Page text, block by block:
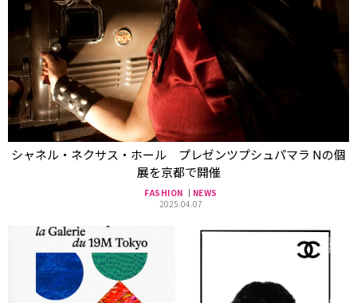
シャネル・ネクサス・ホール プレゼンツプシュパマラ Nの個
展を京都で開催
FASHION
NEWS
2025.04.07